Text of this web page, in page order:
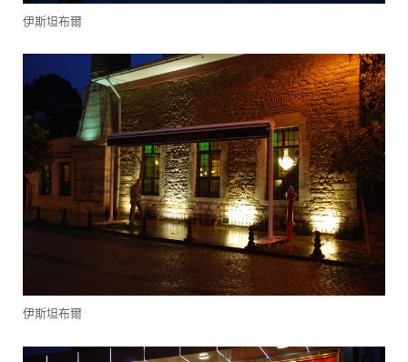
伊斯坦布爾
伊斯坦布爾